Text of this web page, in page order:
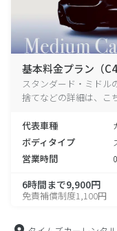
基本料金プラン（C4
スタンダード・ミドル
捨てなどの詳細は、こ
代表車種
ボディタイプ
営業時間
6時間まで9,900円
免責補償制度1,100円